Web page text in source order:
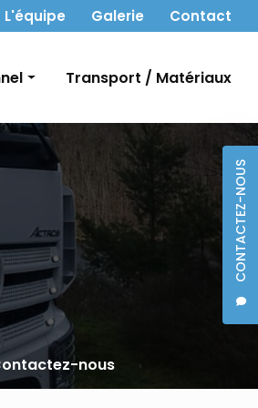
CONTACTEZ-NOUS
L'équipe Galerie Contact
Transport / Matériaux
nous